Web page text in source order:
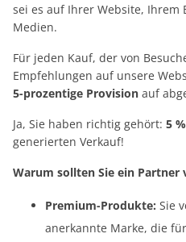
sei es auf Ihrer Website, Ihrem
Medien.
Für jeden Kauf, der von
Empfehlungen auf unsere
5-prozentige Provision auf
Ja, Sie haben richtig gehört: 5
generierten Verkauf!
Warum sollten Sie ein Partner
Premium-Produkte: Sie
anerkannte Marke, die